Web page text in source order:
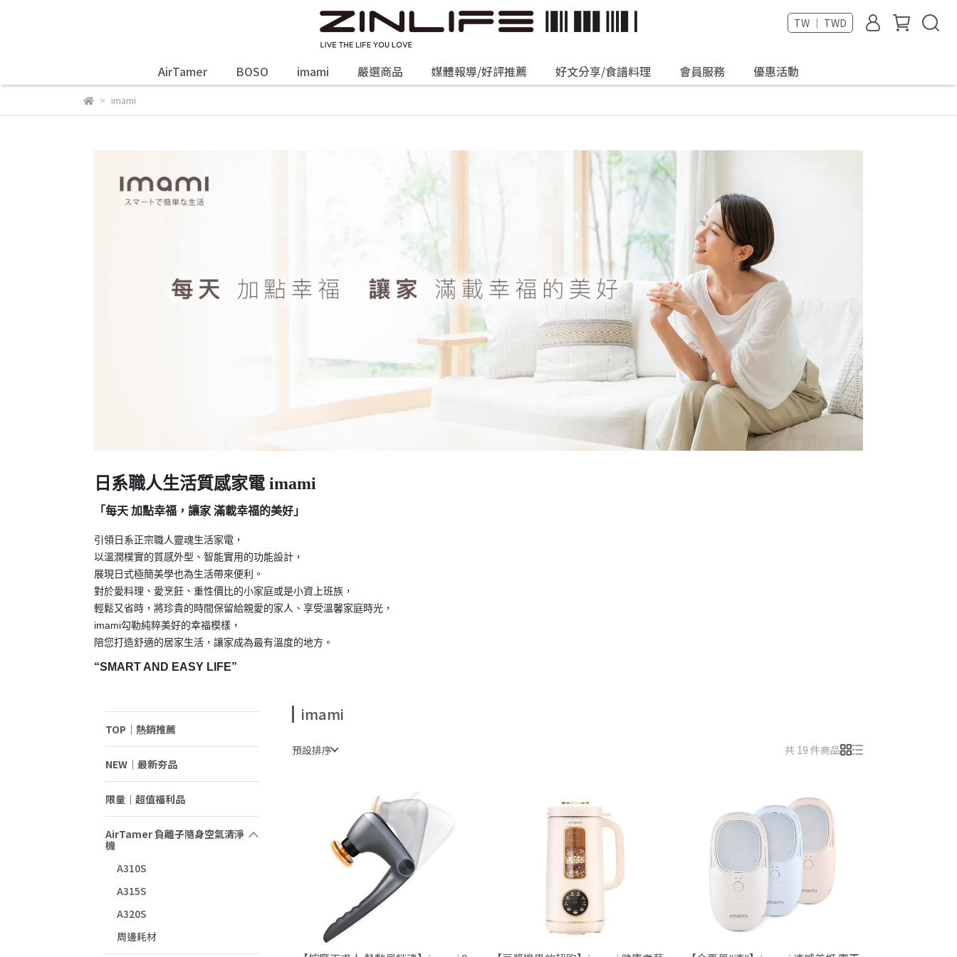
TW ｜ TWD
AirTamer BOSO imami 嚴選商品 媒體報導/好評推薦 好文分享/食譜料理 會員服務 優惠活動
imami
日系職人生活質感家電 imami
「每天 加點幸福，讓家 滿載幸福的美好」
引領日系正宗職人靈魂生活家電，
以溫潤樸實的質感外型、智能實用的功能設計，
展現日式極簡美學也為生活帶來便利。
對於愛料理、愛烹飪、重性價比的小家庭或是小資上班族，
輕鬆又省時，將珍貴的時間保留給親愛的家人、享受溫馨家庭時光，
imami勾勒純粹美好的幸福模樣，
陪您打造舒適的居家生活，讓家成為最有溫度的地方。
“SMART AND EASY LIFE”
TOP｜熱銷推薦
NEW｜最新夯品
限量｜超值福利品
AirTamer 負離子隨身空氣清淨
機
A310S
A315S
A320S
周邊耗材
imami
預設排序 共 19 件商品